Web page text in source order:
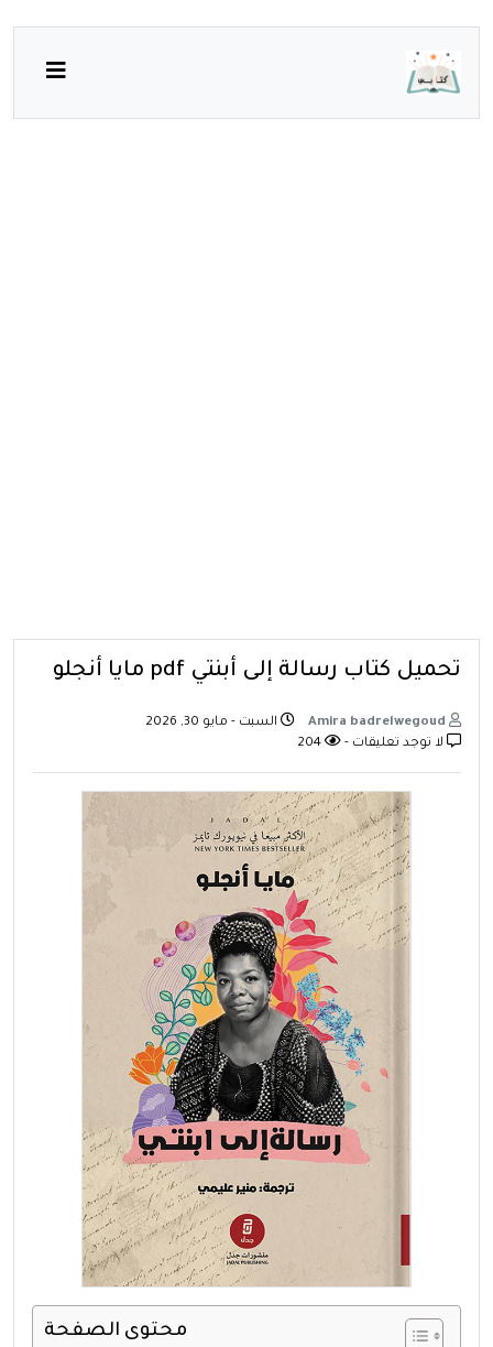
تحميل كتاب رسالة إلى أبنتي pdf مايا أنجلو
السبت - مايو 30, 2026
لا توجد تعليقات -
محتوى الصفحة